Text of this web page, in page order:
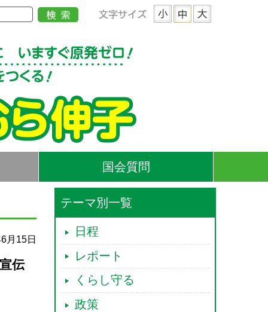
国会質問
月15日
伝
テーマ別一覧
日程
レポート
くらし守る
政策